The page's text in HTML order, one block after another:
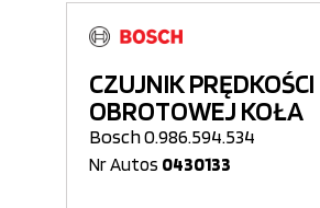
CZUJNIK PRĘDKOŚCI
OBROTOWEJ KOŁA
Bosch 0.986.594.534
Nr Autos 0430133